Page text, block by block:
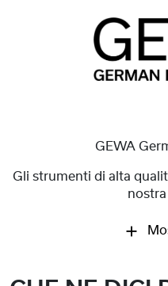
GEWA
Gli strumenti di alta